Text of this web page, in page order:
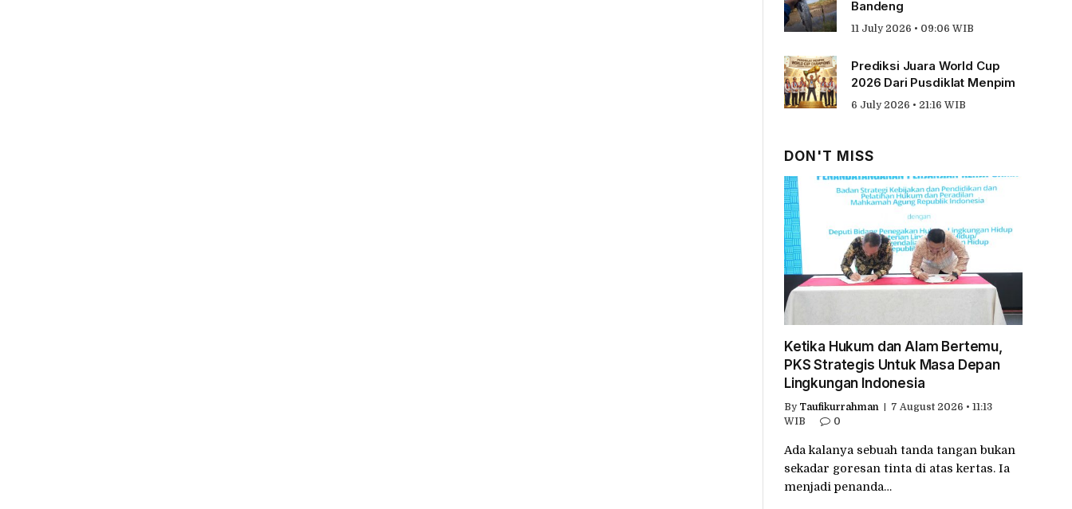
Bandeng
11 July 2026 • 09:06 WIB
Prediksi Juara World Cup
2026 Dari Pusdiklat Menpim
6 July 2026 • 21:16 WIB
DON'T MISS
Ketika Hukum dan Alam Bertemu,
PKS Strategis Untuk Masa Depan
Lingkungan Indonesia
By Taufikurrahman
7 August 2026 • 11:13
WIB
0
Ada kalanya sebuah tanda tangan bukan
sekadar goresan tinta di atas kertas. Ia
menjadi penanda…